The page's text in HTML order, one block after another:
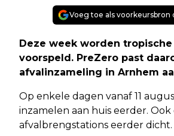
Voeg toe als voorkeursbron
Deze week worden
voorspeld. PreZero past
afvalinzameling in Arnhem
Op enkele dagen vanaf 11
inzamelen aan huis eerder. Ook
afvalbrengstations eerder dicht.